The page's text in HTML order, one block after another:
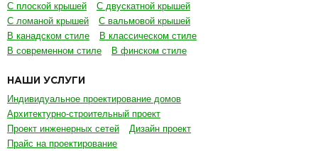
С плоской крышей
С двускатной крышей
С ломаной крышей
С вальмовой крышей
В канадском стиле
В классическом стиле
В современном стиле
В финском стиле
НАШИ УСЛУГИ
Индивидуальное проектирование домов
Архитектурно-строительный проект
Проект инженерных сетей
Дизайн проект
Прайс на проектирование